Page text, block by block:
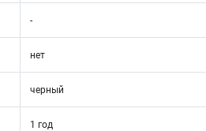
-
нет
черный
1 год